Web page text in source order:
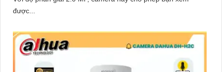
được...